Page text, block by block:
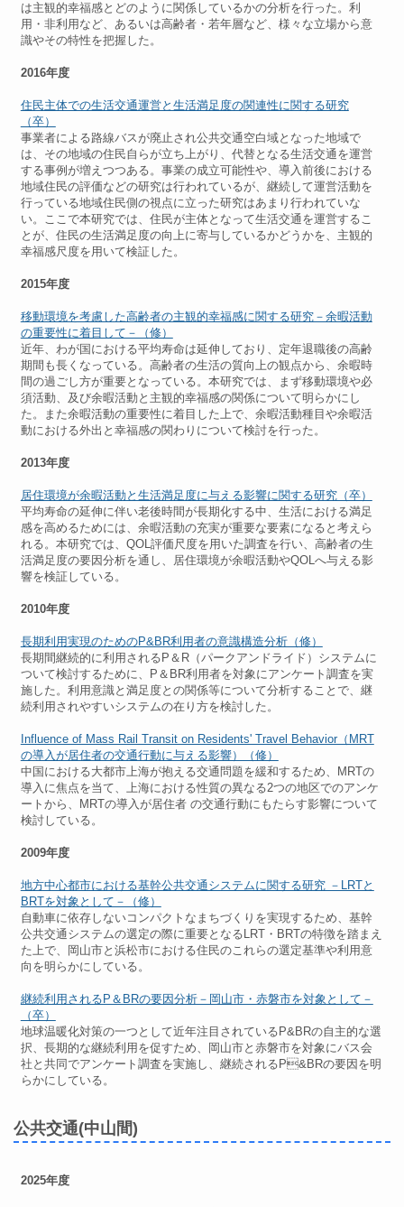
は主観的幸福感とどのように関係しているかの分析を行った。利
用・非利用など、あるいは高齢者・若年層など、様々な立場から意
識やその特性を把握した。
2016年度
住民主体での生活交通運営と生活満足度の関連性に関する研究
（卒）
事業者による路線バスが廃止され公共交通空白域となった地域で
は、その地域の住民自らが立ち上がり、代替となる生活交通を運営
する事例が増えつつある。事業の成立可能性や、導入前後における
地域住民の評価などの研究は行われているが、継続して運営活動を
行っている地域住民側の視点に立った研究はあまり行われていな
い。ここで本研究では、住民が主体となって生活交通を運営するこ
とが、住民の生活満足度の向上に寄与しているかどうかを、主観的
幸福感尺度を用いて検証した。
2015年度
移動環境を考慮した高齢者の主観的幸福感に関する研究－余暇活動
の重要性に着目して－（修）
近年、わが国における平均寿命は延伸しており、定年退職後の高齢
期間も長くなっている。高齢者の生活の質向上の観点から、余暇時
間の過ごし方が重要となっている。本研究では、まず移動環境や必
須活動、及び余暇活動と主観的幸福感の関係について明らかにし
た。また余暇活動の重要性に着目した上で、余暇活動種目や余暇活
動における外出と幸福感の関わりについて検討を行った。
2013年度
居住環境が余暇活動と生活満足度に与える影響に関する研究（卒）
平均寿命の延伸に伴い老後時間が長期化する中、生活における満足
感を高めるためには、余暇活動の充実が重要な要素になると考えら
れる。本研究では、QOL評価尺度を用いた調査を行い、高齢者の生
活満足度の要因分析を通し、居住環境が余暇活動やQOLへ与える影
響を検証している。
2010年度
長期利用実現のためのP&BR利用者の意識構造分析（修）
長期間継続的に利用されるP＆R（パークアンドライド）システムに
ついて検討するために、P＆BR利用者を対象にアンケート調査を実
施した。利用意識と満足度との関係等について分析することで、継
続利用されやすいシステムの在り方を検討した。
Influence of Mass Rail Transit on Residents' Travel Behavior（MRT
の導入が居住者の交通行動に与える影響）（修）
中国における大都市上海が抱える交通問題を緩和するため、MRTの
導入に焦点を当て、上海における性質の異なる2つの地区でのアンケ
ートから、MRTの導入が居住者 の交通行動にもたらす影響について
検討している。
2009年度
地方中心都市における基幹公共交通システムに関する研究 －LRTと
BRTを対象として－（修）
自動車に依存しないコンパクトなまちづくりを実現するため、基幹
公共交通システムの選定の際に重要となるLRT・BRTの特徴を踏まえ
た上で、岡山市と浜松市における住民のこれらの選定基準や利用意
向を明らかにしている。
継続利用されるP＆BRの要因分析－岡山市・赤磐市を対象として－
（卒）
地球温暖化対策の一つとして近年注目されているP&BRの自主的な選
択、長期的な継続利用を促すため、岡山市と赤磐市を対象にバス会
社と共同でアンケート調査を実施し、継続されるP&BRの要因を明
らかにしている。
公共交通(中山間)
2025年度